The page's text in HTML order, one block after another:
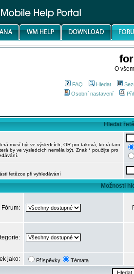
O
FAQ Hledat
Osobní nastavení
Hledat
musí být ve výsledcích, OR pro taková, která tam
by ve výsledcích neměla být. Znak * použijte pro
řetězce při vyhledávání
Možnosti
Fórum:
jako: Příspěvky Témata